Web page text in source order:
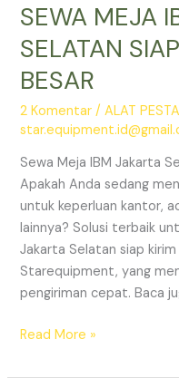
SEWA MEJA
SELATAN
BESAR
2 Komentar /ALAT
Sewa Meja IBM Jakarta
Apakah Anda sedang
untuk keperluan kantor,
lainnya? Solusi terbaik
Jakarta Selatan siap
Starequipment, yang
pengiriman cepat. Baca
SEWA
IBM
Read More »